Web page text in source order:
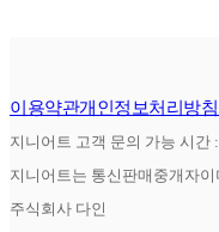
이용약관개인정보처리방침
지니어트 고객 문의 가능 시간
지니어트는 통신판매중개자
주식회사 다인